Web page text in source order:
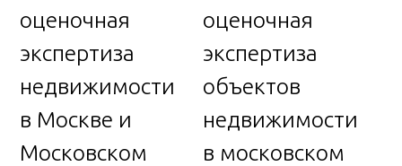
оценочная
экспертиза
недвижимости
в Москве и
Московском
оценочная
экспертиза
объектов
недвижимости
в московском